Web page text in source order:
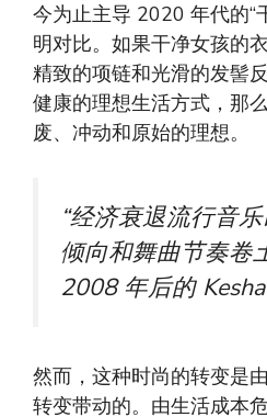
今为止主导 2020 年代的“
明对比。如果干净女孩的
精致的项链和光滑的发髻
健康的理想生活方式，那
废、冲动和原始的理想。
“经济衰退流行音
倾向和舞曲节奏卷
2008 年后的
然而，这种时尚的转变是
转变带动的。由生活成本